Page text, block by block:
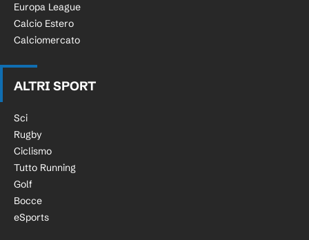
Europa League
Calcio Estero
Calciomercato
ALTRI SPORT
Sci
Rugby
Ciclismo
Tutto Running
Golf
Bocce
eSports